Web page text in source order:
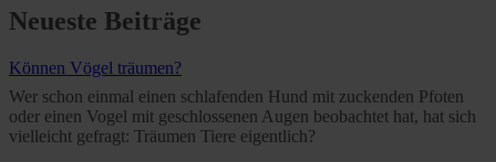
Neueste Beiträge
Können Vögel träumen?
Wer schon einmal einen schlafenden Hund mit zuckenden Pfoten
oder einen Vogel mit geschlossenen Augen beobachtet hat, hat sich
vielleicht gefragt: Träumen Tiere eigentlich?